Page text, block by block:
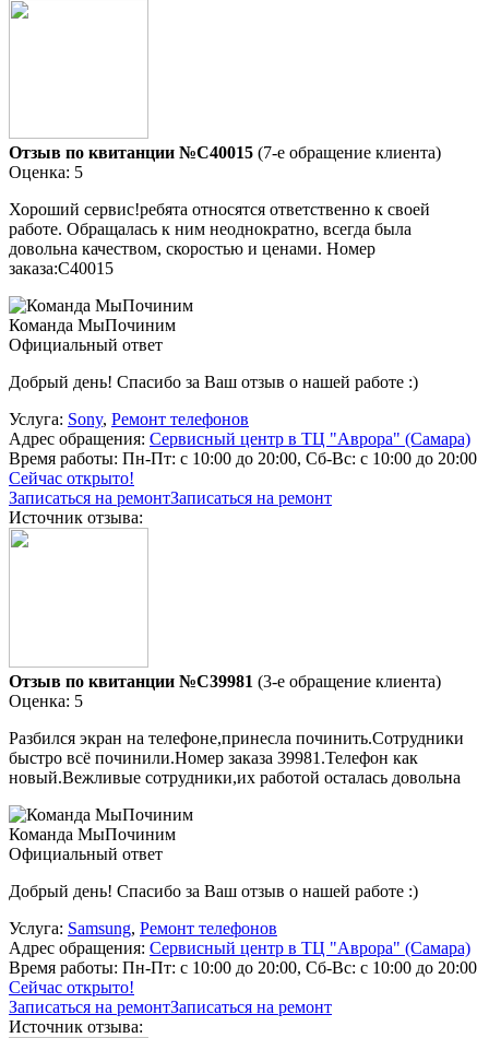
Отзыв по квитанции №C40015 (7-е обращение клиента)
Оценка: 5
Хороший сервис!ребята относятся ответственно к своей
работе. Обращалась к ним неоднократно, всегда была
довольна качеством, скоростью и ценами. Номер
заказа:C40015
Команда МыПочиним
Официальный ответ
Добрый день! Спасибо за Ваш отзыв о нашей работе :)
Услуга: Sony, Ремонт телефонов
Адрес обращения: Сервисный центр в ТЦ "Аврора" (Самара)
Время работы: Пн-Пт: с 10:00 до 20:00, Сб-Вс: с 10:00 до 20:00
Сейчас открыто!
Записаться на ремонтЗаписаться на ремонт
Источник отзыва:
Отзыв по квитанции №C39981 (3-е обращение клиента)
Оценка: 5
Разбился экран на телефоне,принесла починить.Сотрудники
быстро всё починили.Номер заказа 39981.Телефон как
новый.Вежливые сотрудники,их работой осталась довольна
Команда МыПочиним
Официальный ответ
Добрый день! Спасибо за Ваш отзыв о нашей работе :)
Услуга: Samsung, Ремонт телефонов
Адрес обращения: Сервисный центр в ТЦ "Аврора" (Самара)
Время работы: Пн-Пт: с 10:00 до 20:00, Сб-Вс: с 10:00 до 20:00
Сейчас открыто!
Записаться на ремонтЗаписаться на ремонт
Источник отзыва: